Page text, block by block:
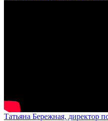
Татьяна Бережная, директор